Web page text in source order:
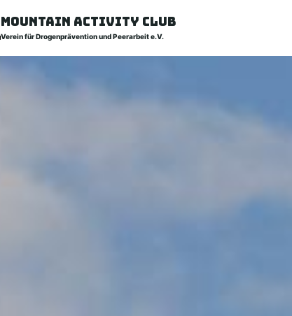
Mountain Activity Club
Verein für Drogenprävention und Peerarbeit e.V.